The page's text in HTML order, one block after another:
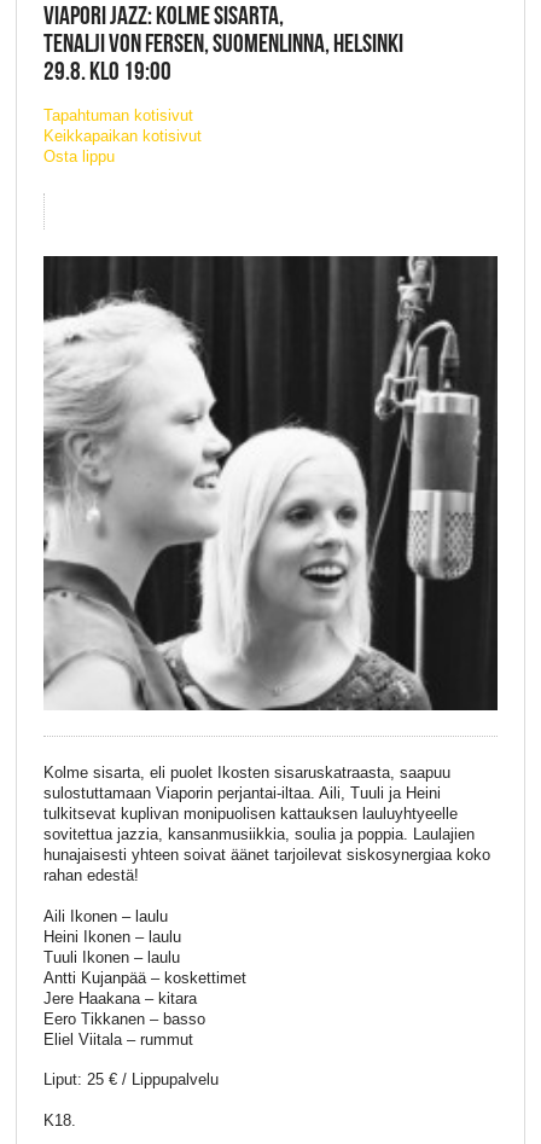
VIAPORI JAZZ: KOLME SISARTA,
TENALJI VON FERSEN, SUOMENLINNA, HELSINKI
29.8. KLO 19:00
Tapahtuman kotisivut
Keikkapaikan kotisivut
Osta lippu
Kolme sisarta, eli puolet Ikosten sisaruskatraasta, saapuu
sulostuttamaan Viaporin perjantai-iltaa. Aili, Tuuli ja Heini
tulkitsevat kuplivan monipuolisen kattauksen lauluyhtyeelle
sovitettua jazzia, kansanmusiikkia, soulia ja poppia. Laulajien
hunajaisesti yhteen soivat äänet tarjoilevat siskosynergiaa koko
rahan edestä!
Aili Ikonen – laulu
Heini Ikonen – laulu
Tuuli Ikonen – laulu
Antti Kujanpää – koskettimet
Jere Haakana – kitara
Eero Tikkanen – basso
Eliel Viitala – rummut
Liput: 25 € / Lippupalvelu
K18.